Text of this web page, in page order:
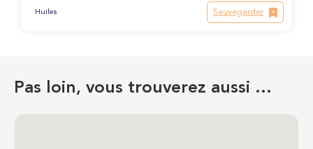
Huiles Sauvegarder
Pas loin, vous trouverez aussi …